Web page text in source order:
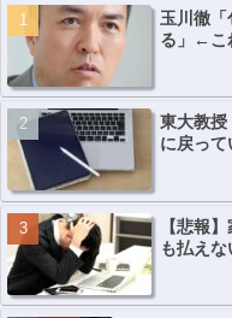
玉川徹「
る」←こ
東大教授
に戻って
【悲報
も払えな